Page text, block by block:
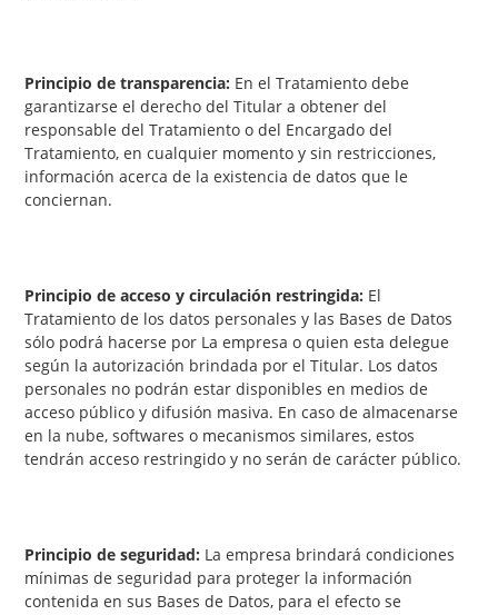
Principio de transparencia: En el Tratamiento debe
garantizarse el derecho del Titular a obtener del
responsable del Tratamiento o del Encargado del
Tratamiento, en cualquier momento y sin restricciones,
información acerca de la existencia de datos que le
conciernan.
Principio de acceso y circulación restringida: El
Tratamiento de los datos personales y las Bases de Datos
sólo podrá hacerse por La empresa o quien esta delegue
según la autorización brindada por el Titular. Los datos
personales no podrán estar disponibles en medios de
acceso público y difusión masiva. En caso de almacenarse
en la nube, softwares o mecanismos similares, estos
tendrán acceso restringido y no serán de carácter público.
Principio de seguridad: La empresa brindará condiciones
mínimas de seguridad para proteger la información
contenida en sus Bases de Datos, para el efecto se